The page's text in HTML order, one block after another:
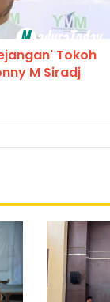
Tokoh
M Siradj